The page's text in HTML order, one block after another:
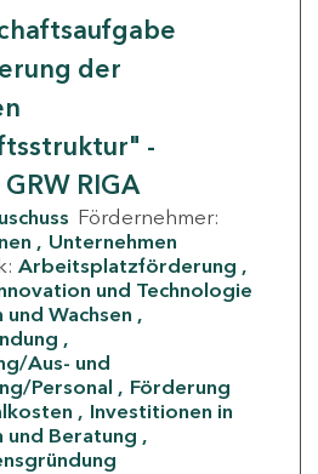
der
-
RIGA
Fördernehmer:
Unternehmen
Arbeitsplatzförderung
und Technologie
Wachsen
Aus- und
Personal
Förderung
Investitionen in
und Beratung